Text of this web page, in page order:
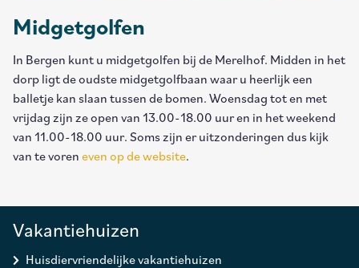
Midgetgolfen
In Bergen kunt u midgetgolfen bij de Merelhof. Midden in het
dorp ligt de oudste midgetgolfbaan waar u heerlijk een
balletje kan slaan tussen de bomen. Woensdag tot en met
vrijdag zijn ze open van 13.00-18.00 uur en in het weekend
van 11.00-18.00 uur. Soms zijn er uitzonderingen dus kijk
van te voren even op de website.
Vakantiehuizen
Huisdiervriendelijke vakantiehuizen